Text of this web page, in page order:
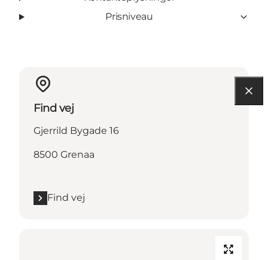
Prisniveau
Find vej
Gjerrild Bygade 16
8500 Grenaa
Find vej